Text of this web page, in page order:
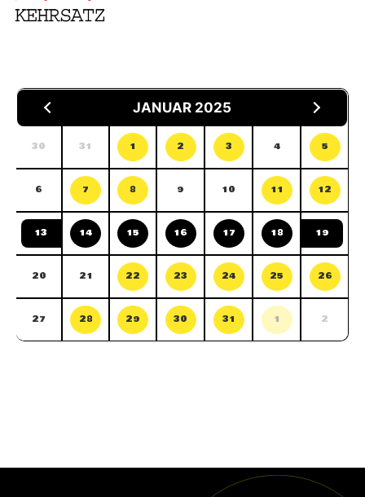
JANUAR 2025
30 31 1 2 3 4 5
6 7 8 9 10 11 12
13 14 15 16 17 18 19
20 21 22 23 24 25 26
27 28 29 30 31 1 2